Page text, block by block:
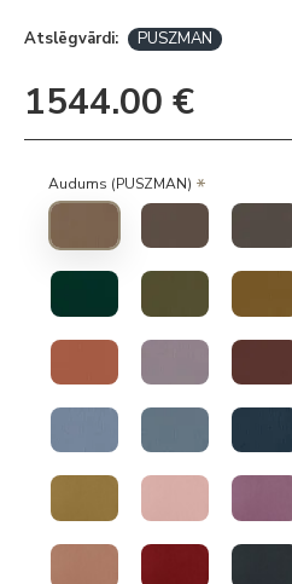
Atslēgvārdi: PUSZMAN
1544.00 €
Audums (PUSZMAN)